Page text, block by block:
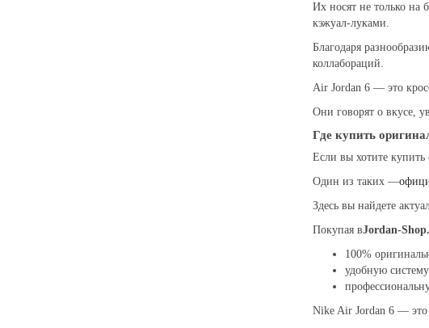
Их носят не только
кэжуал-луками.
Благодаря
коллабораций.
Air Jordan 6 — это
Они говорят о вкусе,
Где купить
Если вы хотите
Один из таких —
Здесь вы найдете
Покупая вJordan-
100%
удобную
Nike Air Jordan 6 — это